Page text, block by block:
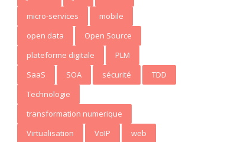
micro-services
mobile
open data
Open Source
plateforme digitale
PLM
SaaS
SOA sécurité
TDD
Technologie
transformation numerique
Virtualisation
VoIP
web